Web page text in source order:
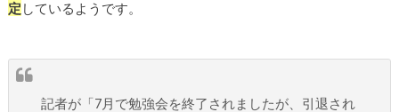
定 しているようです。
記者が「7月で勉強会を終了されましたが、引退され